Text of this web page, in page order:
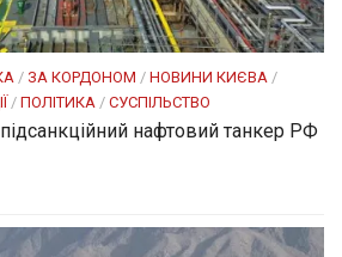
/ ЗА КОРДОНОМ / НОВИНИ КИЄВА /
/ ПОЛІТИКА / СУСПІЛЬСТВО
нафтовий танкер РФ